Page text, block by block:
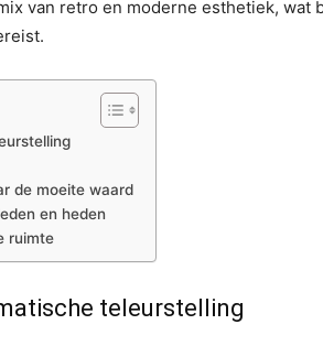
van retro en moderne esthetiek, wat
de moeite waard
en heden
ruimte
teleurstelling